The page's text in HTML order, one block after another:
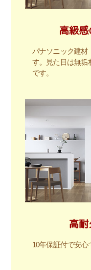
高級
パナソニック建材
す。見た目は無垢
です。
高
10年保証付で安心